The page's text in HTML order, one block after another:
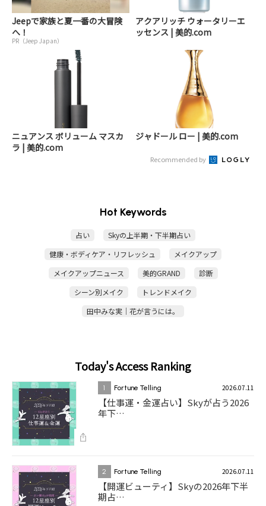
Jeepで家族と夏一番の大冒険
へ！
PR（Jeep Japan）
アクアリッチ ウォータリーエ
ッセンス | 美的.com
ニュアンス ボリューム マスカ
ラ | 美的.com
ジャドール ロー | 美的.com
Recommended by
Hot Keywords
占い
Skyの上半期・下半期占い
健康・ボディケア・リフレッシュ
メイクアップ
メイクアップニュース
美的GRAND
診断
シーン別メイク
トレンドメイク
田中みな実｜花が言うには。
Today's Access Ranking
1 Fortune Telling 2026.07.11
【仕事運・金運占い】Skyが占う2026
年下…
2 Fortune Telling 2026.07.11
【開運ビューティ】Skyの2026年下半
期占…